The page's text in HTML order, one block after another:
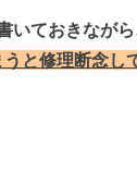
いておきながら
と修理断念し